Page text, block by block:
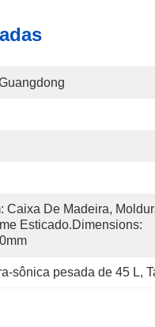
Caixa De Madeira,
Esticado.Dimensions:
sônica pesada de 45 L,